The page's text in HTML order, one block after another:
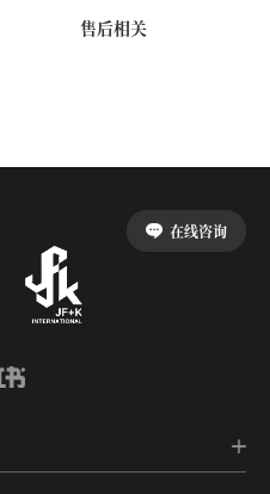
售后相关
在线咨询